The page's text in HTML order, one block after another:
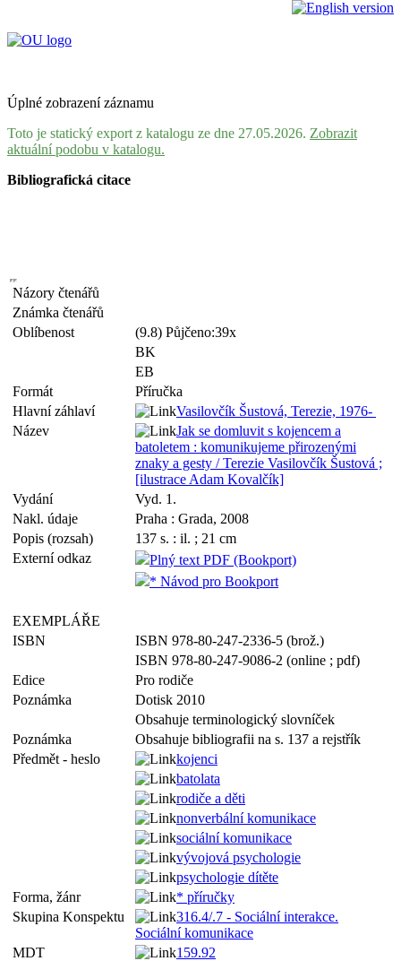
Úplné zobrazení záznamu
Toto je statický export z katalogu ze dne 27.05.2026. Zobrazit
aktuální podobu v katalogu.
Bibliografická citace
Názory čtenářů
Známka čtenářů
Oblíbenost
(9.8) Půjčeno:39x
BK
EB
Formát
Příručka
Hlavní záhlaví
Vasilovčík Šustová, Terezie, 1976-
Název
Jak se domluvit s kojencem a
batoletem : komunikujeme přirozenými
znaky a gesty / Terezie Vasilovčík Šustová ;
[ilustrace Adam Kovalčík]
Vydání
Vyd. 1.
Nakl. údaje
Praha : Grada, 2008
Popis (rozsah)
137 s. : il. ; 21 cm
Externí odkaz
Plný text PDF (Bookport)
* Návod pro Bookport
EXEMPLÁŘE
ISBN
ISBN 978-80-247-2336-5 (brož.)
ISBN 978-80-247-9086-2 (online ; pdf)
Edice
Pro rodiče
Poznámka
Dotisk 2010
Obsahuje terminologický slovníček
Poznámka
Obsahuje bibliografii na s. 137 a rejstřík
Předmět - heslo
kojenci
batolata
rodiče a děti
nonverbální komunikace
sociální komunikace
vývojová psychologie
psychologie dítěte
Forma, žánr
* příručky
Skupina Konspektu
316.4/.7 - Sociální interakce.
Sociální komunikace
MDT
159.92